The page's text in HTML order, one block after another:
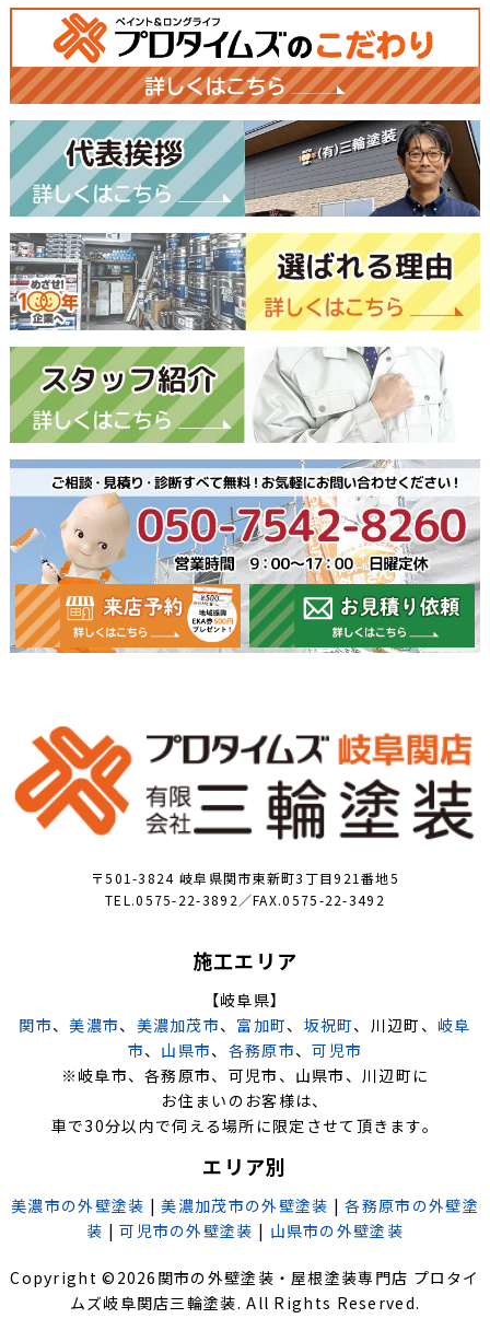
〒501-3824 岐阜県関市東新町3丁目921番地5
TEL.0575-22-3892／FAX.0575-22-3492
施工エリア
【岐阜県】
関市、美濃市、 美濃加茂市、 富加町、 坂祝町、川辺町、 岐阜
市、 山県市、 各務原市、可児市
※岐阜市、各務原市、可児市、山県市、川辺町に
お住まいのお客様は、
車で30分以内で伺える場所に限定させて頂きます。
エリア別
美濃市の外壁塗装 |美濃加茂市の外壁塗装 |各務原市の外壁塗
装 |可児市の外壁塗装 | 山県市の外壁塗装
Copyright © 2026 関市の外壁塗装・屋根塗装専門店 プロタイ
ムズ岐阜関店三輪塗装. All Rights Reserved.